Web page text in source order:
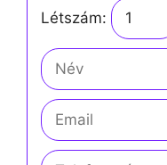
Létszám: